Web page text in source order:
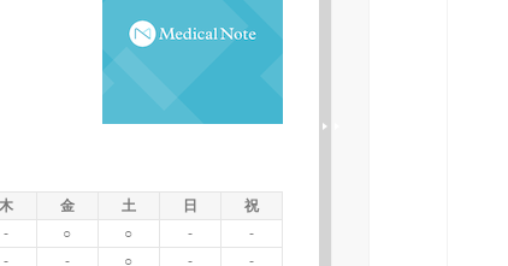
木 金 土 日
祝
- ○ ○ -
-
- - ○ -
-